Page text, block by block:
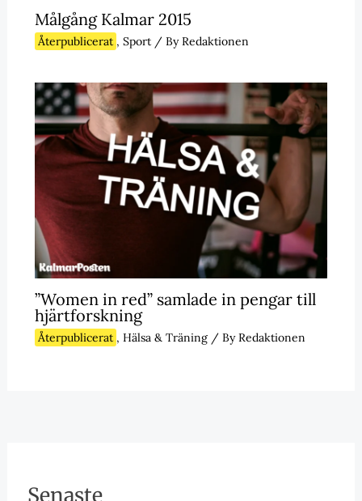
Målgång Kalmar 2015
Återpublicerat , Sport/ ByRedaktionen
”Women in red” samlade in pengar till
hjärtforskning
Återpublicerat , Hälsa & Träning/ ByRedaktionen
Senaste